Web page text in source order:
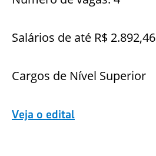
Salários de até R$ 2.892,46
Cargos de Nível Superior
Veja o edital